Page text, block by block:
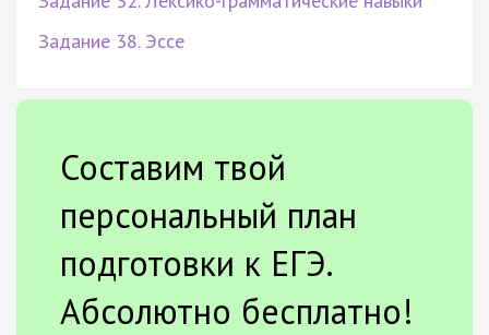
Задание 38. Эссе
Составим твой
персональный план
подготовки к ЕГЭ.
Абсолютно бесплатно!